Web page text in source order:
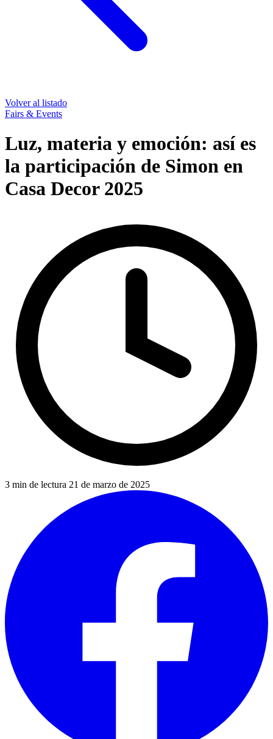
Volver al listado
Fairs & Events
Luz, materia y emoción: así es
la participación de Simon en
Casa Decor 2025
3 min de lectura 21 de marzo de 2025